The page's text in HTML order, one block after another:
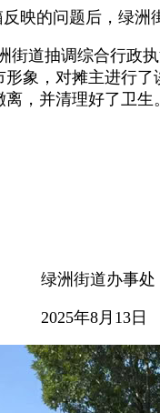
映的问题后，绿洲
街道抽调综合行政
象，对摊主进行
，并清理好了卫生。
办事处
月13日